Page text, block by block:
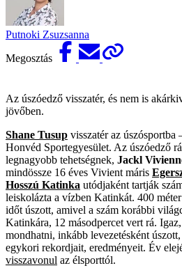
Putnoki Zsuzsanna
Megosztás
Az úszóedző visszatér, és nem is
jövőben.
Shane Tusup visszatér az úszósportba
Honvéd Sportegyesület. Az úszóedző
legnagyobb tehetségnek, Jackl
mindössze 16 éves Vivient máris
Hosszú Katinka utódjaként tartják
leiskolázta a vízben Katinkát. 400
időt úszott, amivel a szám korábbi
Katinkára, 12 másodpercet vert rá.
mondhatni, inkább levezetésként
egykori rekordjait, eredményeit. Év
visszavonul az élsporttól.